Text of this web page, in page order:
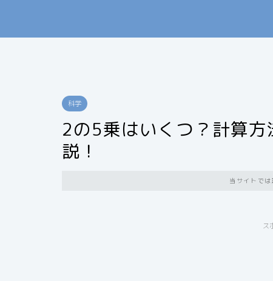
科学
2の5乗はいくつ？計算
説！
当サイトで
ス